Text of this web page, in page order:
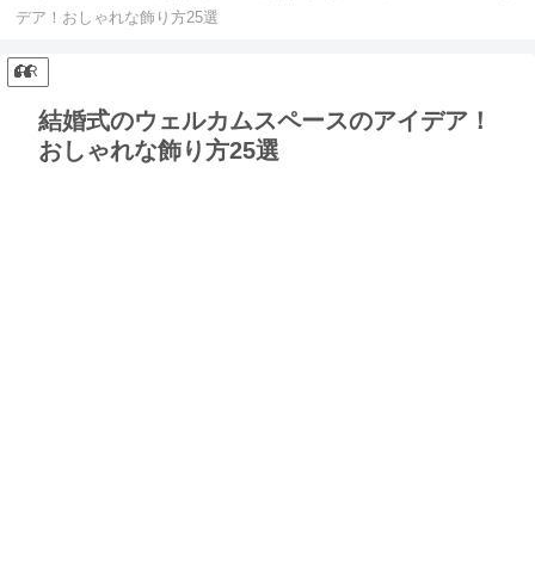
デア！おしゃれな飾り方25選
PR
結婚式のウェルカムスペースのアイデア！
おしゃれな飾り方25選